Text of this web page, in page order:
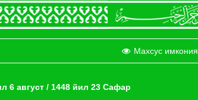
Махсус
6 август / 1448 йил 23 Сафар